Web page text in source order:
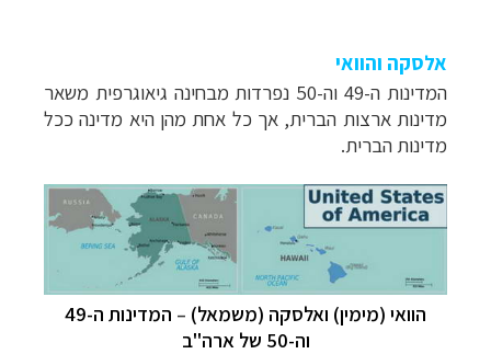
אלסקה והוואי
המדינות ה-49 וה-50 נפרדות מבחינה גיאוגרפית משאר
מדינות ארצות הברית, אך כל אחת מהן היא מדינה ככל
מדינות הברית.
הוואי (מימין) ואלסקה (משמאל) –
המדינות ה-49
וה-50 של ארה"ב